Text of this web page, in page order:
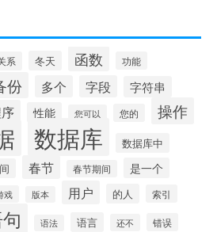
系 冬天 函数 功能
份 多个 字段 字符串
性能 您可以 您的 操作
数据库 数据库中
春节 春节期间
是一个
戏 版本 用户 的人 索引
语法 语言 还不 错误